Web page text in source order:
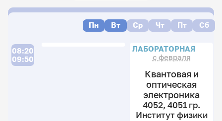
Пн Вт Ср Чт Пт Сб
08:20
09:50
ЛАБОРАТОРНАЯ
с февраля
Квантовая и
оптическая
электроника
4052, 4051 гр.
Институт физики